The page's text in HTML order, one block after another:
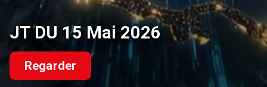
JT DU 15 Mai 2026
Regarder